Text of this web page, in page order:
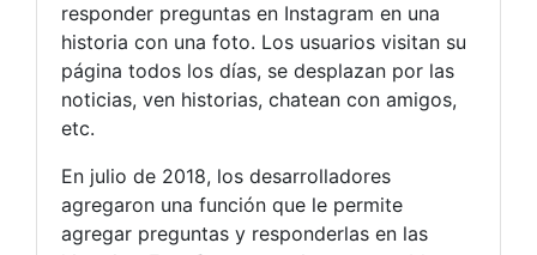
responder preguntas en Instagram en una
historia con una foto. Los usuarios visitan su
página todos los días, se desplazan por las
noticias, ven historias, chatean con amigos,
etc.
En julio de 2018, los desarrolladores
agregaron una función que le permite
agregar preguntas y responderlas en las